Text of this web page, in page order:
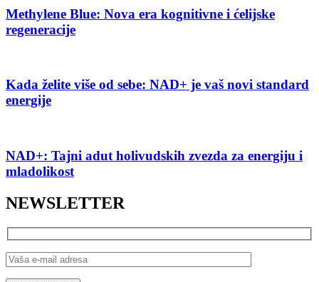
Methylene Blue: Nova era kognitivne i ćelijske
regeneracije
Kada želite više od sebe: NAD+ je vaš novi standard
energije
NAD+: Tajni adut holivudskih zvezda za energiju i
mladolikost
NEWSLETTER